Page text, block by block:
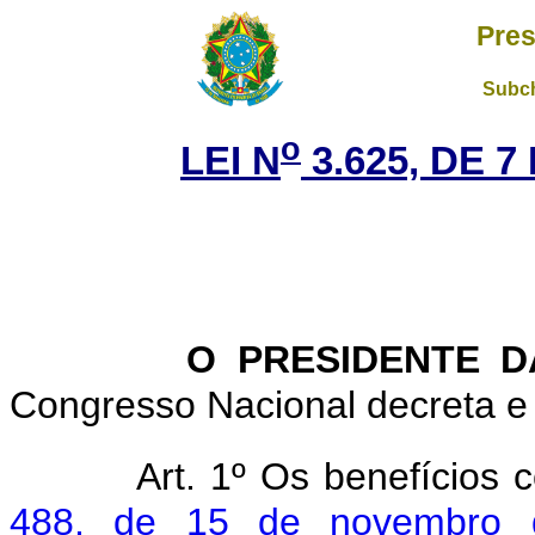
LEI No 3.625, DE 7
O PRESIDENTE
Congresso Nacional decreta
Art. 1º Os benefícios
488, de 15 de novembro